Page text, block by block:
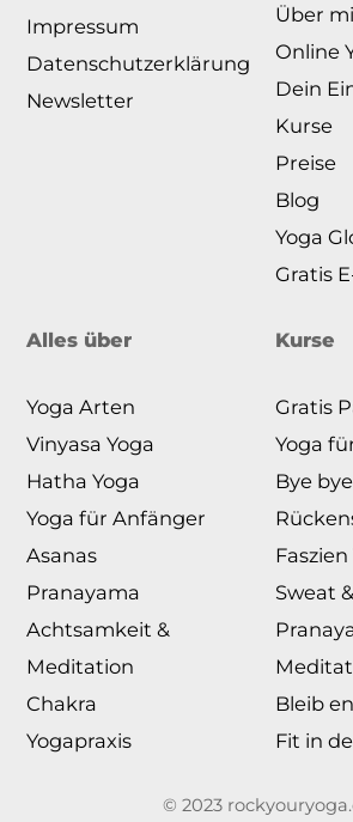
Impressum
Datenschutzerklärung
Newsletter
Über
Online
Dein
Kurse
Preise
Blog
Yoga
Gratis
Alles über
Yoga Arten
Vinyasa Yoga
Hatha Yoga
Yoga für Anfänger
Asanas
Pranayama
Achtsamkeit &
Meditation
Chakra
Yogapraxis
Kurse
Gratis
Yoga
Bye bye
Faszien
Sweat
Bleib
Fit in
© 2023